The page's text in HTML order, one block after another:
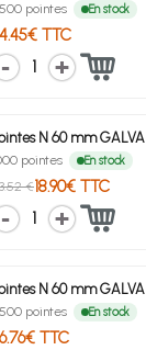
pointes En stock
TTC
1
N 60 mm GALVA
pointes En stock
€18.90€ TTC
1
N 60 mm GALVA
pointes En stock
TTC